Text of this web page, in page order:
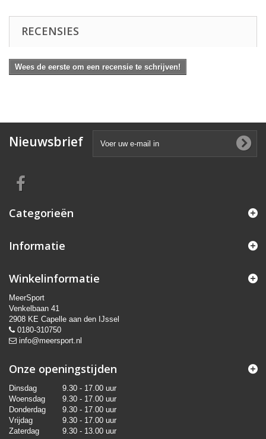
RECENSIES
Wees de eerste om een recensie te schrijven!
Nieuwsbrief
Categorieën
Informatie
Winkelinformatie
MeerSport
Venkelbaan 41
2908 KE Capelle aan den IJssel
0180-310750
info@meersport.nl
Onze openingstijden
Dinsdag
9.30 - 17.00 uur
Woensdag
9.30 - 17.00 uur
Donderdag
9.30 - 17.00 uur
Vrijdag
9.30 - 17.00 uur
Zaterdag
9.30 - 13.00 uur